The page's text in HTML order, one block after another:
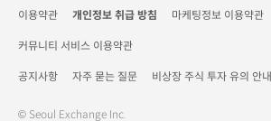
이용약관 개인정보 취급 방침 마케팅정보 이용약관
커뮤니티 서비스 이용약관
공지사항 자주 묻는 질문 비상장 주식 투자 유의 안내
© Seoul Exchange Inc.